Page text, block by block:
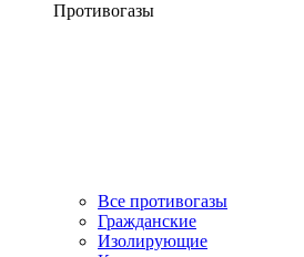
Противогазы
Все противогазы
Гражданские
Изолирующие